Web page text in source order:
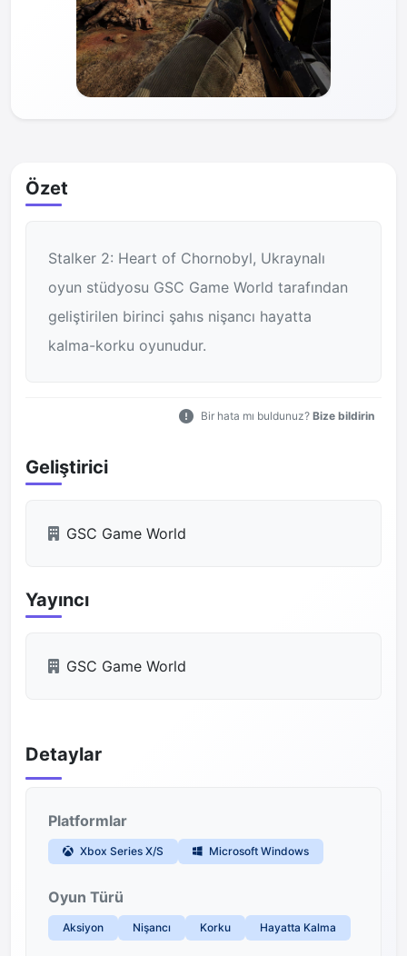
Özet
Stalker 2: Heart of Chornobyl, Ukraynalı
oyun stüdyosu GSC Game World tarafından
geliştirilen birinci şahıs nişancı hayatta
kalma-korku oyunudur.
Bir hata mı buldunuz? Bize bildirin
Geliştirici
GSC Game World
Yayıncı
GSC Game World
Detaylar
Platformlar
Xbox Series X/S Microsoft Windows
Oyun Türü
Aksiyon Nişancı Korku Hayatta Kalma